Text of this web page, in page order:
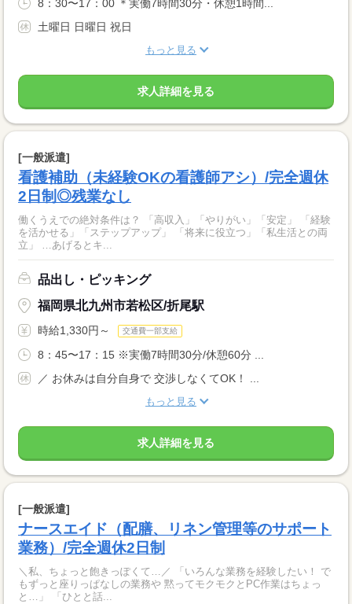
8：30〜17：00 ＊実働7時間30分・休憩1時間...
土曜日 日曜日 祝日
もっと見る
求人詳細を見る
[一般派遣]
看護補助（未経験OKの看護師アシ）/完全週休
2日制◎残業なし
働くうえでの絶対条件は？ 「高収入」「やりがい」「安定」 「経験
を活かせる」「ステップアップ」 「将来に役立つ」「私生活との両
立」 …あげるとキ...
品出し・ピッキング
福岡県北九州市若松区/折尾駅
時給1,330円～ 交通費一部支給
8：45〜17：15 ※実働7時間30分/休憩60分 ...
／ お休みは自分自身で 交渉しなくてOK！ ...
もっと見る
求人詳細を見る
[一般派遣]
ナースエイド（配膳、リネン管理等のサポート
業務）/完全週休2日制
＼私、ちょっと飽きっぽくて…／ 「いろんな業務を経験したい！ で
もずっと座りっぱなしの業務や 黙ってモクモクとPC作業はちょっ
と…」 「ひとと話...